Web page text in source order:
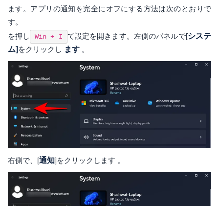
ます。アプリの通知を完全にオフにする方法は次のとおりで
す。
を押し
Win + I て設定を開きます。左側のパネルで[システ
ム] をクリックし ます 。
右側で、[通知]をクリックします 。